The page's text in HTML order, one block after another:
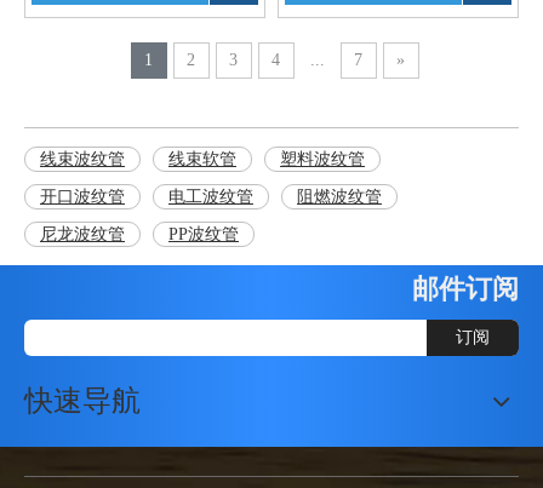
1 2 3 4 ... 7 »
线束波纹管 线束软管 塑料波纹管
开口波纹管 电工波纹管 阻燃波纹管
尼龙波纹管 PP波纹管
邮件订阅
订阅
快速导航